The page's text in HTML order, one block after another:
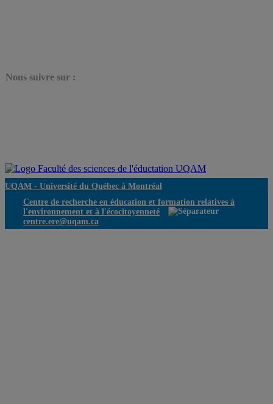
Nous suivre sur :
UQAM - Université du Québec à Montréal
Centre de recherche en éducation et formation relatives à
l'environnement et à l'écocitoyenneté
centre.ere@uqam.ca